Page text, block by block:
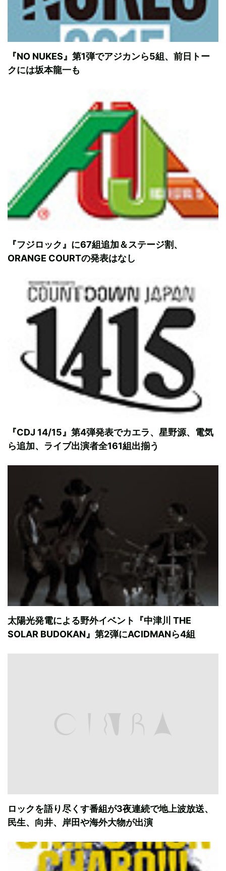
『NO NUKES』第1弾でアジカンら5組、前日トー
クには坂本龍一も
『フジロック』に67組追加＆ステージ割、
ORANGE COURTの発表はなし
『CDJ 14/15』第4弾発表でカエラ、星野源、電気
ら追加、ライブ出演者全161組出揃う
太陽光発電による野外イベント『中津川 THE
SOLAR BUDOKAN』第2弾にACIDMANら4組
ロックを語り尽くす番組が3夜連続で地上波放送、
民生、向井、岸田や海外大物が出演